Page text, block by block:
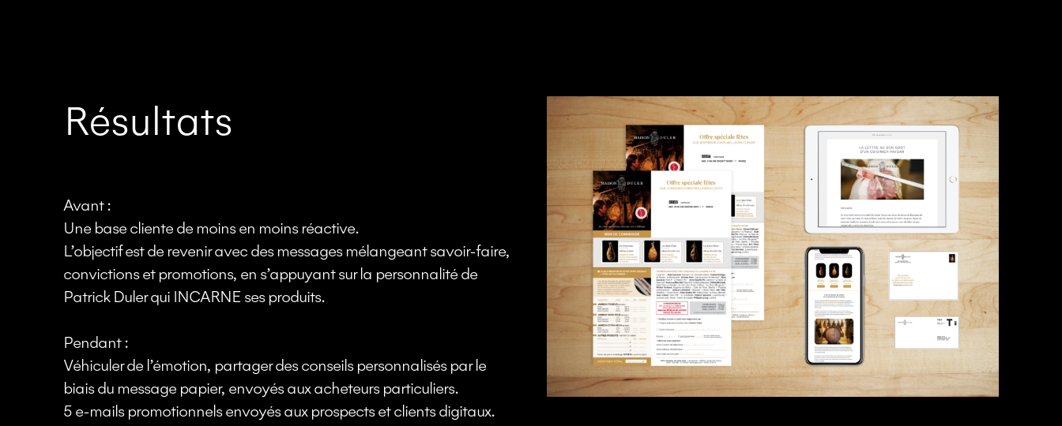
Résultats
Avant :
Une base cliente de moins en moins réactive.
L’objectif est de revenir avec des messages mélangeant savoir-faire,
convictions et promotions, en s’appuyant sur la personnalité de
Patrick Duler qui INCARNE ses produits.
Pendant :
Véhiculer de l’émotion, partager des conseils personnalisés par le
biais du message papier, envoyés aux acheteurs particuliers.
5 e-mails promotionnels envoyés aux prospects et clients digitaux.